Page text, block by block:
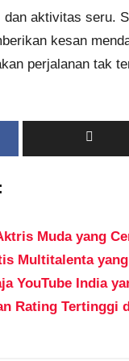
dan aktivitas seru.
kesan
perjalanan tak
Muda yang
Multitalenta
YouTube India
Rating Tertinggi